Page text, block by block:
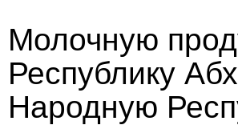
Молочную
Республику
Народную